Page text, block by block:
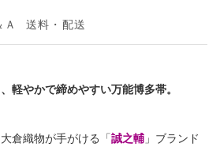
Ａ 送料・配送
軽やかで締めやすい万能博多帯。
倉織物が手がける「誠之輔 」ブランド